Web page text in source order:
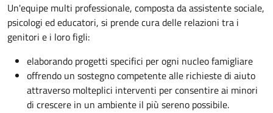
Un'equipe multi professionale, composta da assistente sociale,
psicologi ed educatori, si prende cura delle relazioni tra i
genitori e i loro figli:
elaborando progetti specifici per ogni nucleo famigliare
offrendo un sostegno competente alle richieste di aiuto
attraverso molteplici interventi per consentire ai minori
di crescere in un ambiente il più sereno possibile.